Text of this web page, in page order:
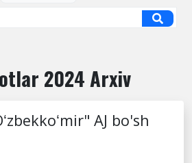
2024 Arxiv
AJ bo'sh